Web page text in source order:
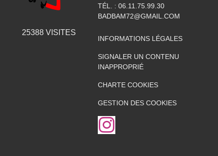
25388VISITES
TÉL. : 06.11.75.99.30
BADBAM72@GMAIL.COM
INFORMATIONS LÉGALES
SIGNALER UN CONTENU
INAPPROPRIÉ
CHARTE COOKIES
GESTION DES COOKIES